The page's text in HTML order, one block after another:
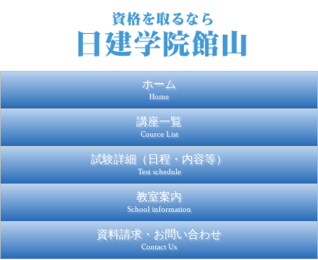
ホーム
Home
講座一覧
Cource List
試験詳細（日程・内容等）
Test schedule
教室案内
School information
資料請求・お問い合わせ
Contact Us